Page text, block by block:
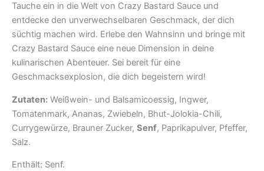
Tauche ein in die Welt von Crazy Bastard Sauce und
entdecke den unverwechselbaren Geschmack, der dich
süchtig machen wird. Erlebe den Wahnsinn und bringe mit
Crazy Bastard Sauce eine neue Dimension in deine
kulinarischen Abenteuer. Sei bereit für eine
Geschmacksexplosion, die dich begeistern wird!
Zutaten: Weißwein- und Balsamicoessig, Ingwer,
Tomatenmark, Ananas, Zwiebeln, Bhut-Jolokia-Chili,
Currygewürze, Brauner Zucker, Senf, Paprikapulver, Pfeffer,
Salz.
Enthält: Senf.